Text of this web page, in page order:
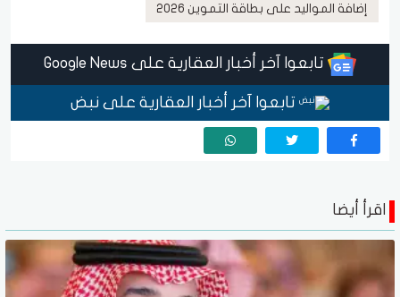
إضافة المواليد على بطاقة التموين 2026
تابعوا آخر أخبار العقارية على Google News
تابعوا آخر أخبار العقارية على نبض
اقرأ أيضا